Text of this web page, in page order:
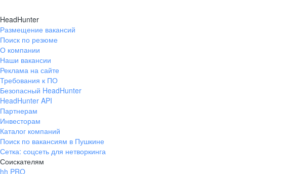
HeadHunter
Размещение вакансий
Поиск по резюме
О компании
Наши вакансии
Реклама на сайте
Требования к ПО
Безопасный HeadHunter
HeadHunter API
Партнерам
Инвесторам
Каталог компаний
Поиск по вакансиям в Пушкине
Сетка: соцсеть для нетворкинга
Соискателям
hh PRO